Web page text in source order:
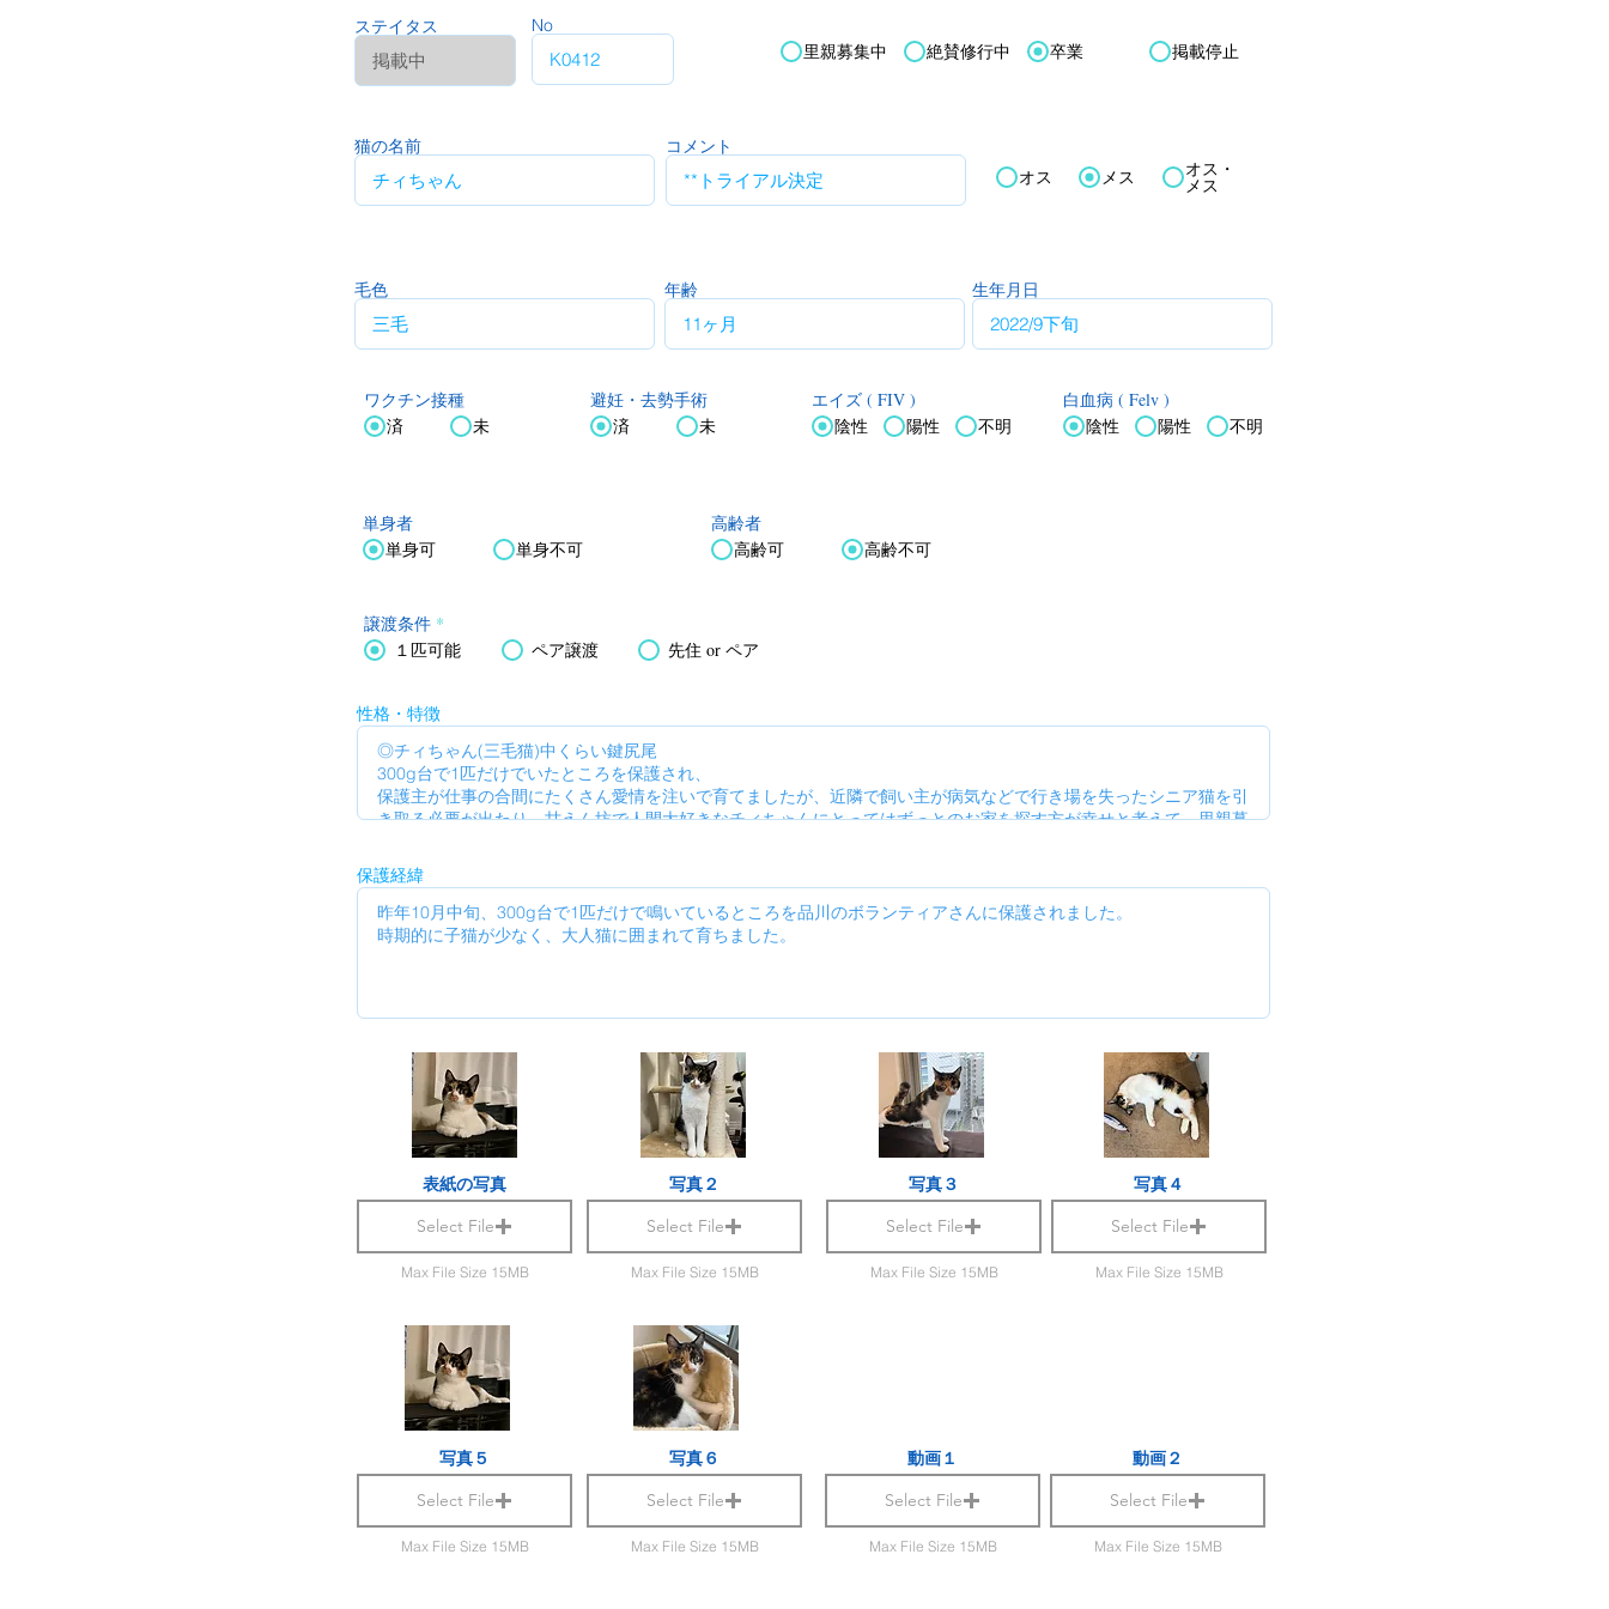
動画１
Select File
Max File Size 15MB
写真６
Select File
Max File Size 15MB
動画２
Select File
Max File Size 15MB
ステイタス No
里親募集中 絶賛修行中 卒業 掲載停止
猫の名前 コメント
オス メス オス・
メス
毛色 年齢 生年月日
ワクチン接種
済
未
避妊・去勢手術
済 未
エイズ ( FIV )
陰性
陽性 不明
白血病 ( Felv )
陰性
陽性 不明
単身者
単身可
単身不可
高齢者
高齢可
高齢不可
譲渡条件 *
１匹可能
ペア譲渡 先住 or ペア
性格・特徴
保護経緯
表紙の写真
Select File
Max File Size 15MB
写真２
Select File
Max File Size 15MB
写真３
Select File
Max File Size 15MB
写真４
Select File
Max File Size 15MB
写真５
Select File
Max File Size 15MB